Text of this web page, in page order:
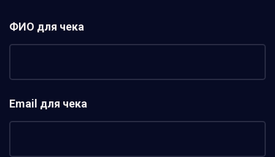
ФИО для чека
Email для чека